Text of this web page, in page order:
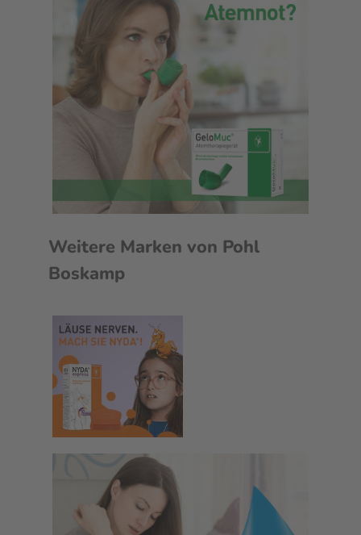
Weitere Marken von Pohl
Boskamp